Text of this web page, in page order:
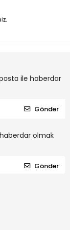
ile haberdar
Gönder
olmak
Gönder